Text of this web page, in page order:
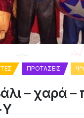
ΠΡΟΤΆΣΕΙΣ
– χαρά –
Υ